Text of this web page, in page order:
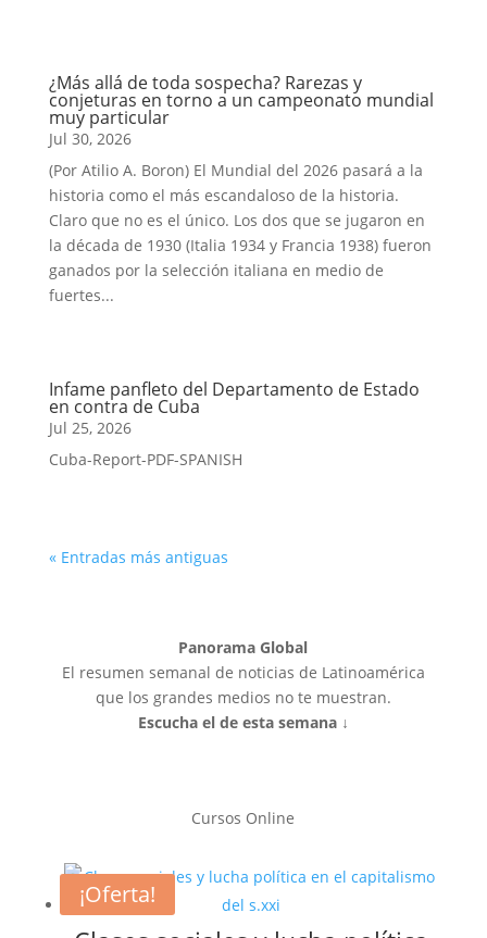
¿Más allá de toda sospecha? Rarezas y
conjeturas en torno a un campeonato mundial
muy particular
Jul 30, 2026
(Por Atilio A. Boron) El Mundial del 2026 pasará a la
historia como el más escandaloso de la historia.
Claro que no es el único. Los dos que se jugaron en
la década de 1930 (Italia 1934 y Francia 1938) fueron
ganados por la selección italiana en medio de
fuertes...
Infame panfleto del Departamento de Estado
en contra de Cuba
Jul 25, 2026
Cuba-Report-PDF-SPANISH
« Entradas más antiguas
Panorama Global
El resumen semanal de noticias de Latinoamérica
que los grandes medios no te muestran.
Escucha el de esta semana ↓
Cursos Online
¡Oferta!